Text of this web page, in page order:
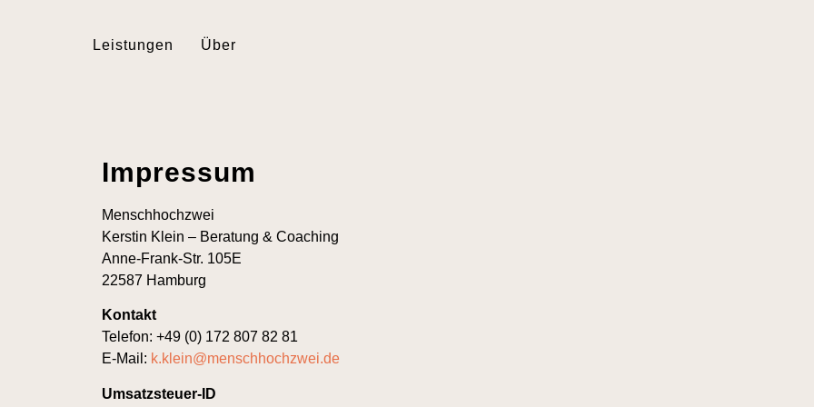
Leistungen Über
Impressum
Menschhochzwei
Kerstin Klein – Beratung & Coaching
Anne-Frank-Str. 105E
22587 Hamburg
Kontakt
Telefon: +49 (0) 172 807 82 81
E-Mail: k.klein@menschhochzwei.de
Umsatzsteuer-ID